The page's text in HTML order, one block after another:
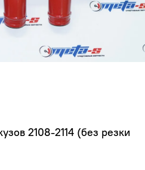
2108-2114 (без резки